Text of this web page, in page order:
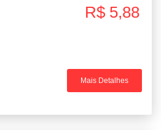
R$ 5,88
Mais Detalhes